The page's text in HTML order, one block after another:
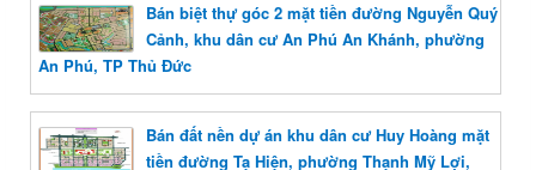
Bán biệt thự góc 2 mặt tiền đường Nguyễn Quý
Cảnh, khu dân cư An Phú An Khánh, phường
An Phú, TP Thủ Đức
Bán đất nền dự án khu dân cư Huy Hoàng mặt
tiền đường Tạ Hiện, phường Thạnh Mỹ Lợi,